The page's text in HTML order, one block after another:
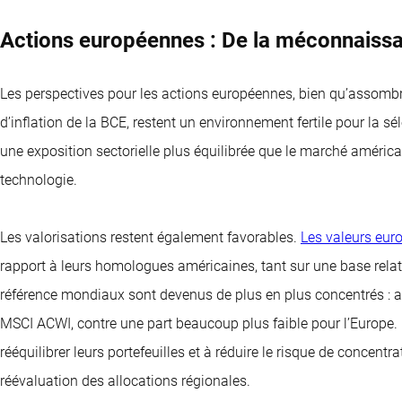
Actions européennes : De la
Les perspectives pour les actions européennes, bien
d’inflation de la BCE, restent un environnement fertile pour la
une exposition sectorielle plus équilibrée que le marché
technologie.
Les valorisations restent également favorables. Les valeurs
rapport à leurs homologues américaines, tant sur une base
référence mondiaux sont devenus de plus en plus concentrés :
MSCI ACWI, contre une part beaucoup plus faible pour
rééquilibrer leurs portefeuilles et à réduire le risque de
réévaluation des allocations régionales.